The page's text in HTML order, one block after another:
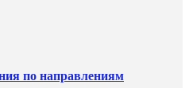
по направлениям